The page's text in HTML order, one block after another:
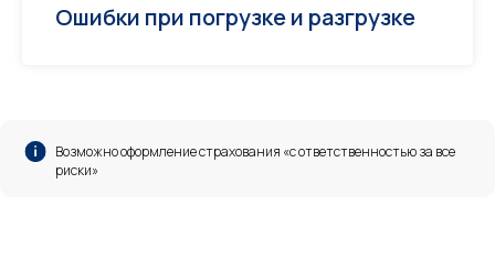
Ошибки при погрузке и разгрузке
Возможно оформление страхования «с ответственностью за все
риски»